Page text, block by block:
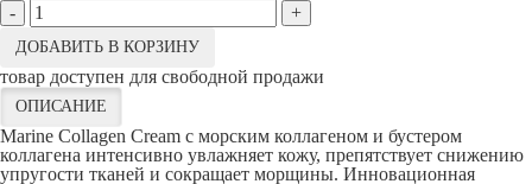
-
+
ДОБАВИТЬ В КОРЗИНУ
товар доступен для свободной продажи
ОПИСАНИЕ
Marine Collagen Cream с морским коллагеном и бустером
коллагена интенсивно увлажняет кожу, препятствует снижению
упругости тканей и сокращает морщины. Инновационная